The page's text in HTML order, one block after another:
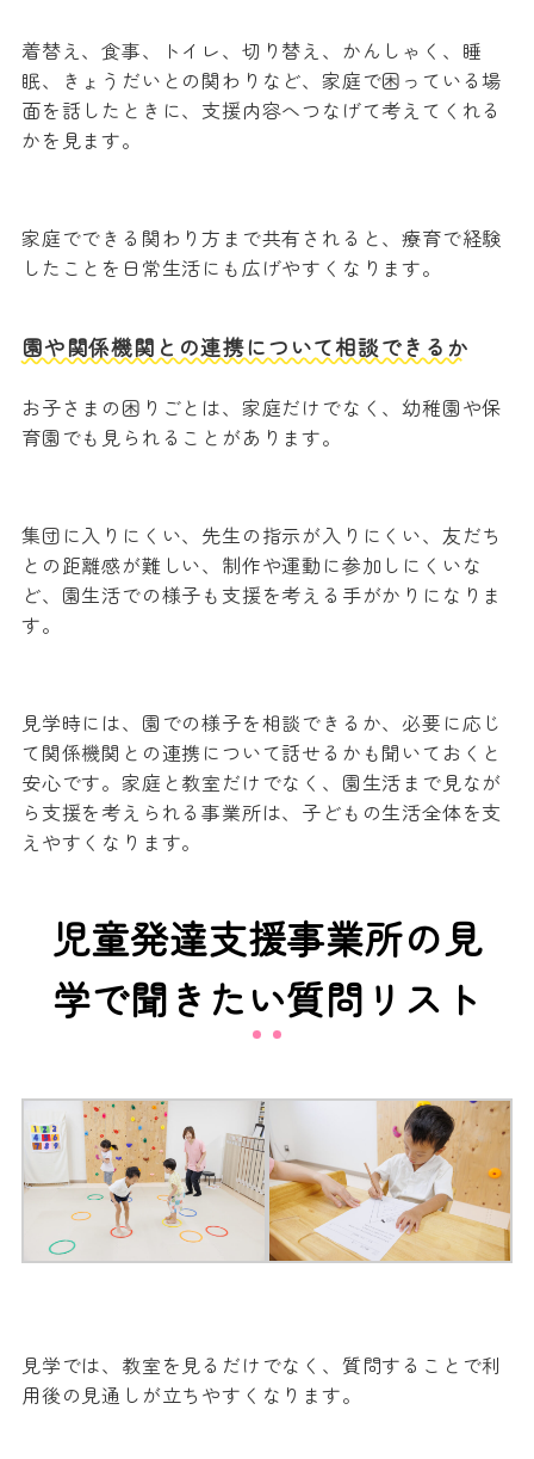
着替え、食事、トイレ、切り替え、かんしゃく、睡
眠、きょうだいとの関わりなど、家庭で困っている場
面を話したときに、支援内容へつなげて考えてくれる
かを見ます。
家庭でできる関わり方まで共有されると、療育で経験
したことを日常生活にも広げやすくなります。
園や関係機関との連携について相談できるか
お子さまの困りごとは、家庭だけでなく、幼稚園や保
育園でも見られることがあります。
集団に入りにくい、先生の指示が入りにくい、友だち
との距離感が難しい、制作や運動に参加しにくいな
ど、園生活での様子も支援を考える手がかりになりま
す。
見学時には、園での様子を相談できるか、必要に応じ
て関係機関との連携について話せるかも聞いておくと
安心です。家庭と教室だけでなく、園生活まで見なが
ら支援を考えられる事業所は、子どもの生活全体を支
えやすくなります。
児童発達支援事業所の見
学で聞きたい質問リスト
見学では、教室を見るだけでなく、質問することで利
用後の見通しが立ちやすくなります。